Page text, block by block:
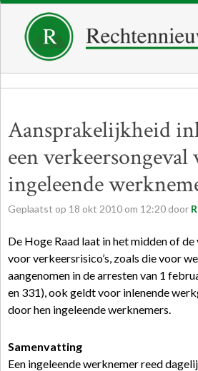
Aansprakelijkheid
een verkeersongeval
ingeleende
Geplaatst op 18 okt 2010 om 12:20 door
De Hoge Raad laat in het midden of
voor verkeersrisico’s, zoals die voor
aangenomen in de arresten van 1
en 331), ook geldt voor inlenende
door hen ingeleende werknemers.
Samenvatting
Een ingeleende werknemer reed